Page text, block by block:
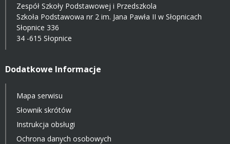
Zespół Szkoły Podstawowej i Przedszkola
Szkoła Podstawowa nr 2 im. Jana Pawła II w Słopnicach
Słopnice 336
34 -615 Słopnice
Dodatkowe Informacje
Mapa serwisu
Słownik skrótów
Instrukcja obsługi
Ochrona danych osobowych